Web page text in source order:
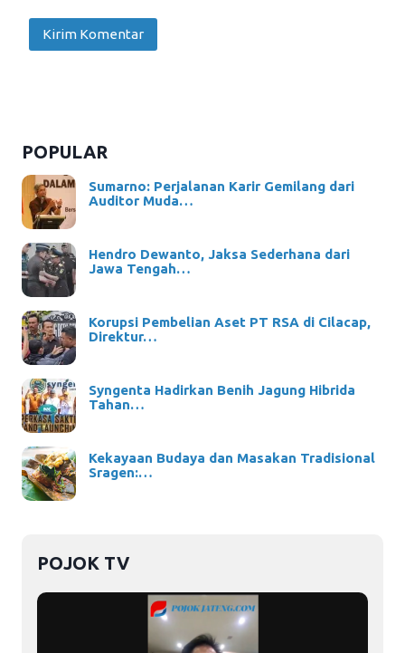
POPULAR
Sumarno: Perjalanan Karir Gemilang dari
Auditor Muda…
Hendro Dewanto, Jaksa Sederhana dari
Jawa Tengah…
Korupsi Pembelian Aset PT RSA di Cilacap,
Direktur…
Syngenta Hadirkan Benih Jagung Hibrida
Tahan…
Kekayaan Budaya dan Masakan Tradisional
Sragen:…
POJOK TV